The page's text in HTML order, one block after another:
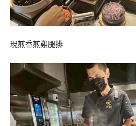
現煎香煎雞腿排